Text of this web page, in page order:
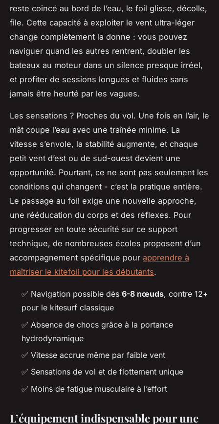
reste coincé au bord de l’eau, le foil glisse, décolle,
file. Cette capacité à exploiter le vent ultra-léger
change complètement la donne : vous pouvez
naviguer quand les autres rentrent, doubler les
bateaux au moteur dans un silence presque irréel,
et profiter de sessions longues et fluides sans
jamais être heurté par les vagues.
Les sensations ? Proches du vol. Une fois en l’air, le
mât coupe l’eau avec une traînée minime. La
vitesse s’envole, la stabilité augmente, et chaque
petit vent d’est ou de sud-ouest devient une
opportunité. Pourtant, ce ne sont pas seulement les
conditions qui changent - c’est la pratique entière.
Le passage au foil exige une nouvelle approche,
une rééducation du corps et des réflexes. Pour
progresser en toute sécurité sur ce support
technique, de nombreuses écoles proposent d’un
accompagnement spécifique pour apprendre à
maîtriser le kitefoil pour les débutants.
✅ Navigation possible dès 6-8 nœuds, contre 12+
pour le kitesurf classique
✅ Absence de chocs grâce à la portance
hydrodynamique
✅ Vitesse accrue même par faible vent
✅ Sensations de vol et de flottement unique
✅ Moins de fatigue musculaire à l’effort
L’équipement indispensable pour une